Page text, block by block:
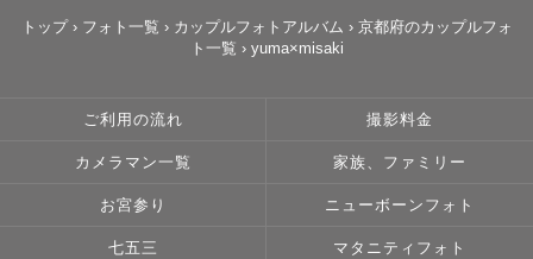
指名料は変動があります あらかじめご了承ください
◆ニューボーンフォト🍼
トップ› フォト一覧 › カップルフォトアルバム › 京都府のカップルフォ
ト一覧 › yuma×misaki
ご利用の流れ 撮影料金
カメラマン一覧 家族、ファミリー
お宮参り ニューボーンフォト
七五三 マタニティフォト